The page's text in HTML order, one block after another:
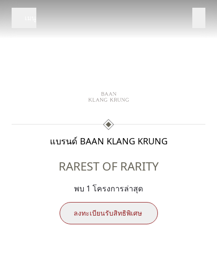
แบรนด์ BAAN KLANG KRUNG
RAREST OF RARITY
พบ 1 โครงการล่าสุด
ลงทะเบียนรับสิทธิพิเศษ